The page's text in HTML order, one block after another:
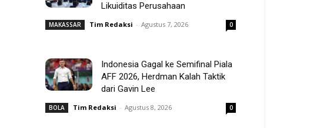
Likuiditas Perusahaan
MAKASSAR Tim Redaksi - Agustus 7, 2026 0
Indonesia Gagal ke Semifinal Piala
AFF 2026, Herdman Kalah Taktik
dari Gavin Lee
BOLA Tim Redaksi - Agustus 8, 2026 0